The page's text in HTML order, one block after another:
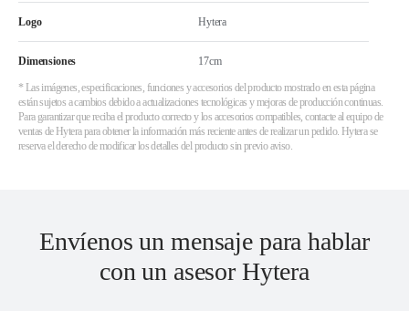
Logo Hytera
Dimensiones 17cm
* Las imágenes, especificaciones, funciones y accesorios del producto mostrado en esta página
están sujetos a cambios debido a actualizaciones tecnológicas y mejoras de producción continuas.
Para garantizar que reciba el producto correcto y los accesorios compatibles, contacte al equipo de
ventas de Hytera para obtener la información más reciente antes de realizar un pedido. Hytera se
reserva el derecho de modificar los detalles del producto sin previo aviso.
Envíenos un mensaje para hablar
con un asesor Hytera